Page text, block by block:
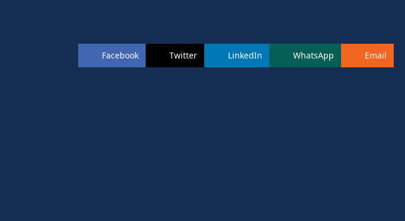
Facebook Twitter LinkedIn WhatsApp Email